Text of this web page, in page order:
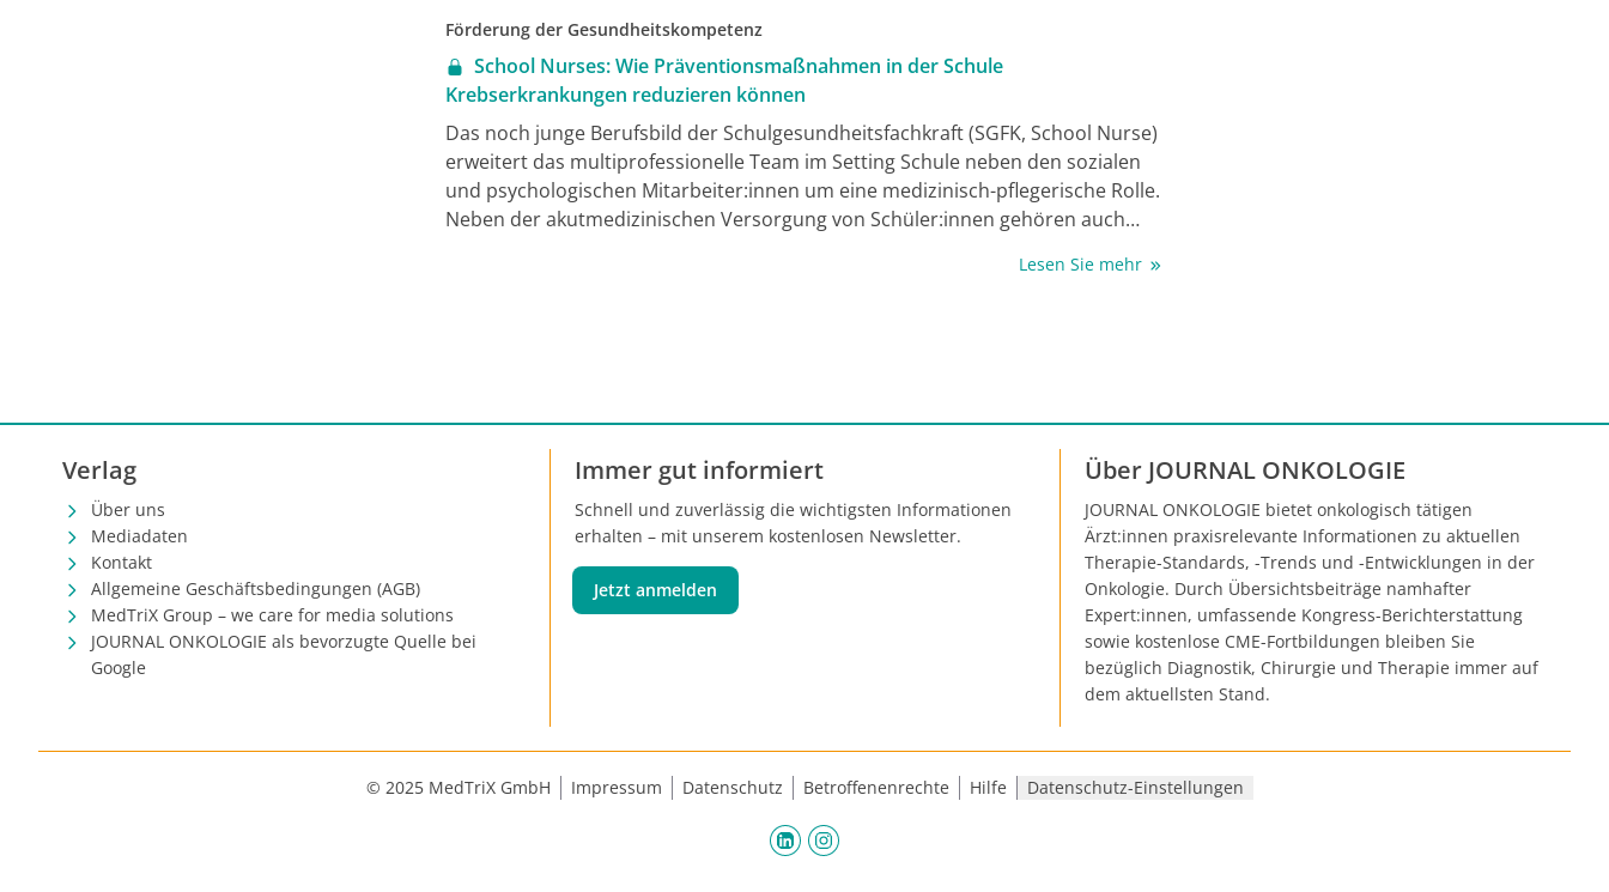
Förderung der Gesundheitskompetenz
School Nurses: Wie Präventionsmaßnahmen in der Schule
Krebserkrankungen reduzieren können
Das noch junge Berufsbild der Schulgesundheitsfachkraft (SGFK, School Nurse)
erweitert das multiprofessionelle Team im Setting Schule neben den sozialen
und psychologischen Mitarbeiter:innen um eine medizinisch-pflegerische Rolle.
Neben der akutmedizinischen Versorgung von Schüler:innen gehören auch
fördert die Gesundheitskompetenz der Schüler:innen, vermittelt ihnen Wissen
durch frühes und fundierteres Gesundheitswissen von Schüler:innen erzielt
Lesen Sie mehr
Verlag
Über uns
Mediadaten
Kontakt
Allgemeine Geschäftsbedingungen (AGB)
MedTriX Group – we care for media solutions
JOURNAL ONKOLOGIE als bevorzugte Quelle bei
Google
Immer gut informiert
Schnell und zuverlässig die wichtigsten Informationen
erhalten – mit unserem kostenlosen Newsletter.
Jetzt anmelden
Über JOURNAL ONKOLOGIE
JOURNAL ONKOLOGIE bietet onkologisch tätigen
Ärzt:innen praxisrelevante Informationen zu aktuellen
Therapie-Standards, -Trends und -Entwicklungen in der
Onkologie. Durch Übersichtsbeiträge namhafter
Expert:innen, umfassende Kongress-Berichterstattung
sowie kostenlose CME-Fortbildungen bleiben Sie
bezüglich Diagnostik, Chirurgie und Therapie immer auf
dem aktuellsten Stand.
© 2025 MedTriX GmbH Impressum Datenschutz Betroffenenrechte Hilfe Datenschutz-Einstellungen